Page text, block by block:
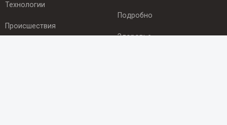
Технологии
Происшествия
Подробно
Здоровье